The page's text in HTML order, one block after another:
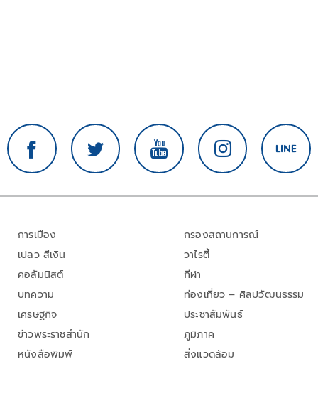
การเมือง
เปลว สีเงิน
คอลัมนิสต์
บทความ
เศรษฐกิจ
ข่าวพระราชสำนัก
หนังสือพิมพ์
กรองสถานการณ์
วาไรตี้
กีฬา
ท่องเที่ยว – ศิลปวัฒนธรรม
ประชาสัมพันธ์
ภูมิภาค
สิ่งแวดล้อม